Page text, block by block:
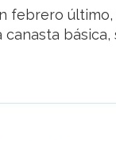
febrero